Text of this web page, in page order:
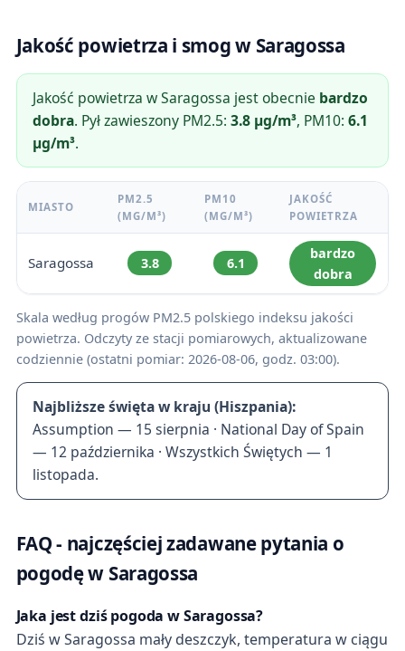
Jakość powietrza i smog w Saragossa
Jakość powietrza w Saragossa jest obecnie bardzo
dobra. Pył zawieszony PM2.5:3.8 µg/m³, PM10:6.1
µg/m³.
MIASTO
PM2.5
(ΜG/M³)
PM10
(ΜG/M³)
JAKOŚĆ
POWIETRZA
Saragossa 3.8 6.1
bardzo
dobra
Skala według progów PM2.5 polskiego indeksu jakości
powietrza. Odczyty ze stacji pomiarowych, aktualizowane
codziennie (ostatni pomiar: 2026-08-06, godz. 03:00).
Najbliższe święta w kraju (Hiszpania):
Assumption — 15 sierpnia · National Day of Spain
— 12 października · Wszystkich Świętych — 1
listopada.
FAQ - najczęściej zadawane pytania o
pogodę w Saragossa
Jaka jest dziś pogoda w Saragossa?
Dziś w Saragossa mały deszczyk, temperatura w ciągu